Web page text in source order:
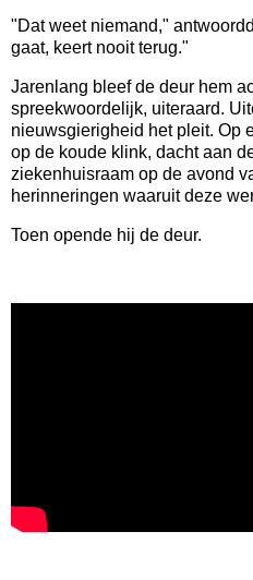
"Dat weet niemand,"
gaat, keert nooit terug."
Jarenlang bleef de deur hem
spreekwoordelijk, uiteraard.
nieuwsgierigheid het pleit. Op
op de koude klink, dacht aan
ziekenhuisraam op de avond
herinneringen waaruit deze
Toen opende hij de deur.